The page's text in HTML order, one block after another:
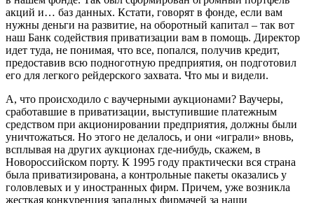
акций и… баз данных. Кстати, говорят в фонде, если вам
нужны деньги на развитие, на оборотный капитал – так вот
наш Банк содействия приватизации вам в помощь. Директор
идет туда, не понимая, что все, попался, получив кредит,
предоставив всю подноготную предприятия, он подготовил
его для легкого рейдерского захвата. Что мы и видели.
А, что происходило с ваучерными аукционами? Ваучеры,
сработавшие в приватизации, выступившие платежным
средством при акционировании предприятия, должны были
уничтожаться. Но этого не делалось, и они «играли» вновь,
всплывая на других аукционах где-нибудь, скажем, в
Новороссийском порту. К 1995 году практически вся страна
была приватизирована, а контрольные пакеты оказались у
головлевых и у иностранных фирм. Причем, уже возникла
жесткая конкуренция западных фирмачей за наши